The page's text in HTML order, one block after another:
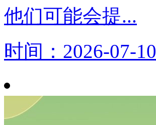
他们可能会提...
时间：2026-07-10